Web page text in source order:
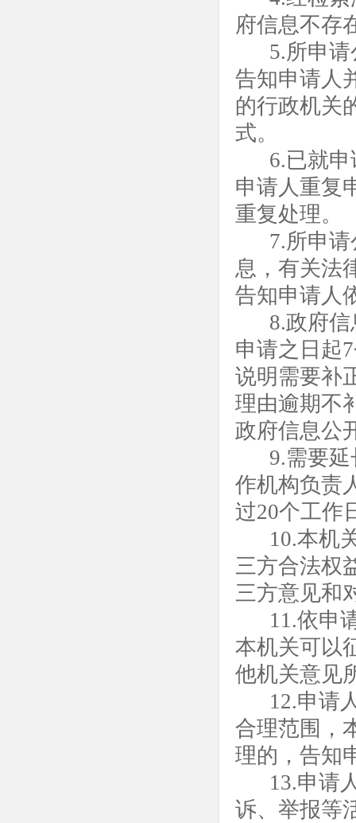
府信息不存
5.所申
告知申请人
的行政机关
式。
6.已就
申请人重复
重复处理。
7.所申
息，有关法
告知申请人
8.政府
申请之日起
说明需要补
理由逾期不
政府信息公
9.需要
作机构负责
过20个工作
10.本机
三方合法权
三方意见和
11.依申
本机关可以
他机关意见
12.申请
合理范围，
理的，告知
13.申请
诉、举报等